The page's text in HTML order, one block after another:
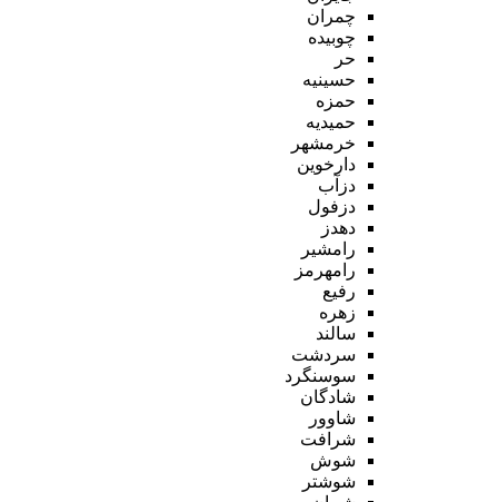
چمران
چوبیده
حر
حسینیه
حمزه
حمیدیه
خرمشهر
دارخوین
دزآب
دزفول
دهدز
رامشیر
رامهرمز
رفیع
زهره
سالند
سردشت
سوسنگرد
شادگان
شاوور
شرافت
شوش
شوشتر